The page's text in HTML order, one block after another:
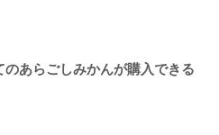
あらごしみかんが購入できる